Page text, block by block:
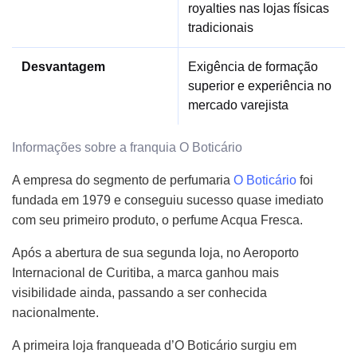
royalties nas lojas físicas
tradicionais
Desvantagem
Exigência de formação
superior e experiência no
mercado varejista
Informações sobre a franquia O Boticário
A empresa do segmento de perfumaria O Boticário foi
fundada em 1979 e conseguiu sucesso quase imediato
com seu primeiro produto, o perfume Acqua Fresca.
Após a abertura de sua segunda loja, no Aeroporto
Internacional de Curitiba, a marca ganhou mais
visibilidade ainda, passando a ser conhecida
nacionalmente.
A primeira loja franqueada d’O Boticário surgiu em